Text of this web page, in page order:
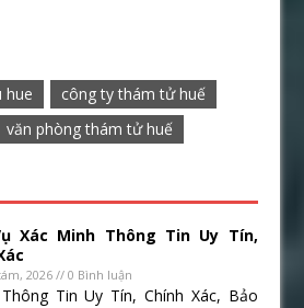
hue
công ty thám tử huế
văn phòng thám tử huế
Xác Minh Thông Tin Uy Tín,
2026 // 0 Bình luận
Tin Uy Tín, Chính Xác, Bảo